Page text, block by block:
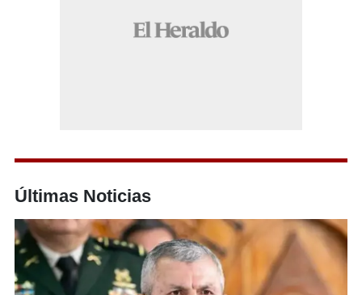
Últimas Noticias